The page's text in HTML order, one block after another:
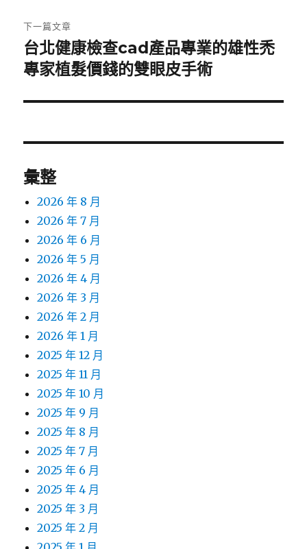
章:
下一篇文章
下
一
文
台北健康檢查cad產品專業的雄性禿
專家植髮價錢的雙眼皮手術
彙整
2026 年 8 月
2026 年 7 月
2026 年 6 月
2026 年 5 月
2026 年 4 月
2026 年 3 月
2026 年 2 月
2026 年 1 月
2025 年 12 月
2025 年 11 月
2025 年 10 月
2025 年 9 月
2025 年 8 月
2025 年 7 月
2025 年 6 月
2025 年 4 月
2025 年 3 月
2025 年 2 月